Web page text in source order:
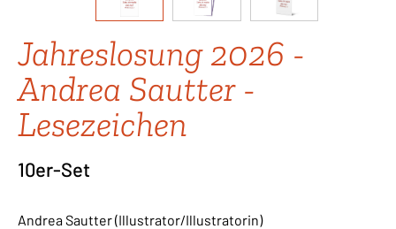
Jahreslosung 2026 -
Andrea Sautter -
Lesezeichen
10er-Set
Andrea Sautter (Illustrator/Illustratorin)